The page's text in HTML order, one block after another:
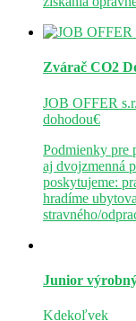
Zvárač CO2
JOB OFFER
dohodou€
Podmienky pre
aj dvojzmenná
poskytujeme:
hradíme
stravného/
Junior
Kdekoľvek